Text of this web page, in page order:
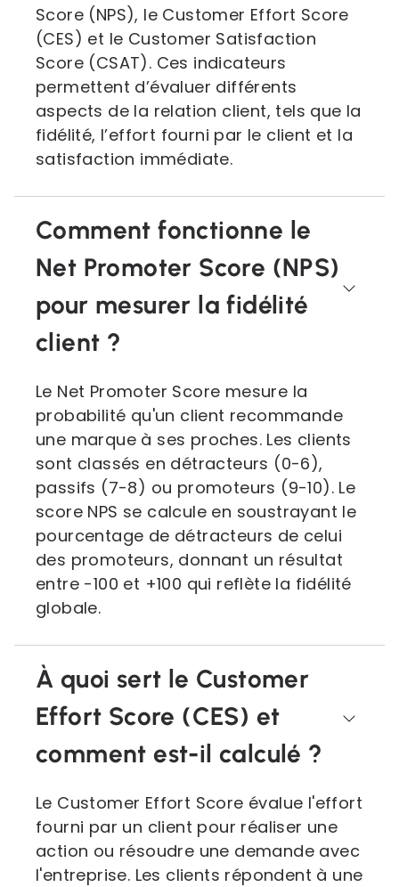
Score (NPS), le Customer Effort Score
(CES) et le Customer Satisfaction
Score (CSAT). Ces indicateurs
permettent d’évaluer différents
aspects de la relation client, tels que la
fidélité, l’effort fourni par le client et la
satisfaction immédiate.
Comment fonctionne le
Net Promoter Score (NPS)
pour mesurer la fidélité
client ?
Le Net Promoter Score mesure la
probabilité qu'un client recommande
une marque à ses proches. Les clients
sont classés en détracteurs (0-6),
passifs (7-8) ou promoteurs (9-10). Le
score NPS se calcule en soustrayant le
pourcentage de détracteurs de celui
des promoteurs, donnant un résultat
entre -100 et +100 qui reflète la fidélité
globale.
À quoi sert le Customer
Effort Score (CES) et
comment est-il calculé ?
Le Customer Effort Score évalue l'effort
fourni par un client pour réaliser une
action ou résoudre une demande avec
l'entreprise. Les clients répondent à une